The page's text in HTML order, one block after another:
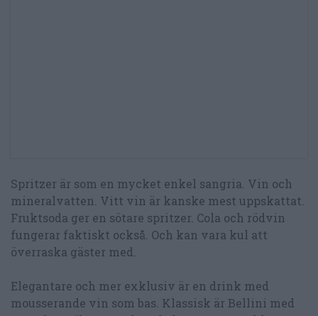
Spritzer är som en mycket enkel sangria. Vin och
mineralvatten. Vitt vin är kanske mest uppskattat.
Fruktsoda ger en sötare spritzer. Cola och rödvin
fungerar faktiskt också. Och kan vara kul att
överraska gäster med.
Elegantare och mer exklusiv är en drink med
mousserande vin som bas. Klassisk är Bellini med